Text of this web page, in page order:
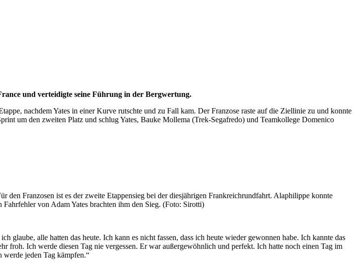
und verteidigte seine Führung in der Bergwertung.
nachdem Yates in einer Kurve rutschte und zu Fall kam. Der Franzose raste auf die Ziellinie zu und konnte
um den zweiten Platz und schlug Yates, Bauke Mollema (Trek-Segafredo) und Teamkollege Domenico
Franzosen ist es der zweite Etappensieg bei der diesjährigen Frankreichrundfahrt. Alaphilippe konnte
von Adam Yates brachten ihm den Sieg. (Foto: Sirotti)
glaube, alle hatten das heute. Ich kann es nicht fassen, dass ich heute wieder gewonnen habe. Ich kannte das
froh. Ich werde diesen Tag nie vergessen. Er war außergewöhnlich und perfekt. Ich hatte noch einen Tag im
werde jeden Tag kämpfen.“